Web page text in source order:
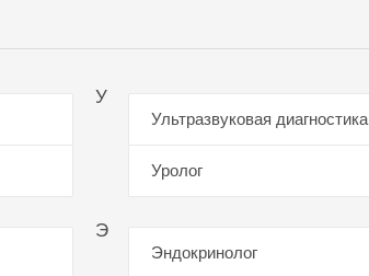
У
Ультразвуковая диагностика
Уролог
Э
Эндокринолог